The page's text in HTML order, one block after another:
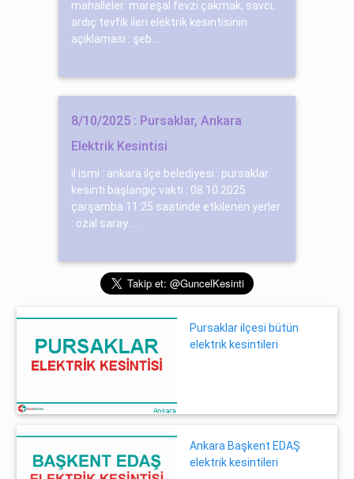
mahalleler: mareşal fevzi̇ çakmak, savcı,
ardıç tevfi̇k i̇leri̇ elektrik kesintisinin
açıklaması : şeb...
8/10/2025 : Pursaklar, Ankara
Elektrik Kesintisi
il ismi : ankara ilçe belediyesi : pursaklar
kesinti başlangıç vakti : 08.10.2025
çarşamba 11:25 saatinde etkilenen yerler
: özal saray ...
Pursaklar ilçesi bütün
elektrik kesintileri
Ankara Başkent EDAŞ
elektrik kesintileri